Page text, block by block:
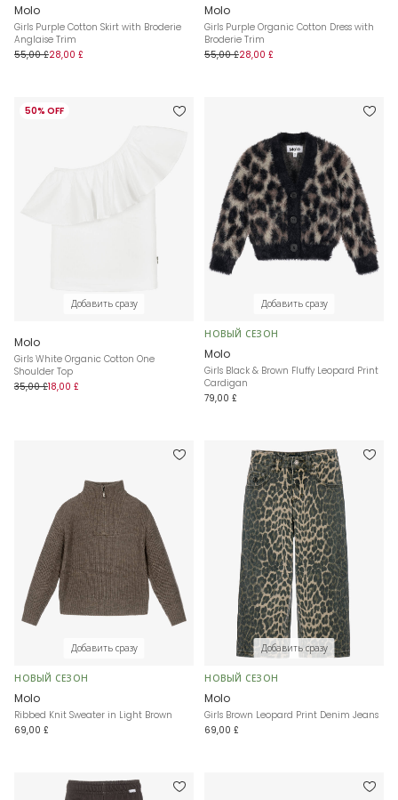
Molo
Girls Purple Cotton Skirt with Broderie
Anglaise Trim
55,00 £28,00 £
Molo
Girls Purple Organic Cotton Dress with
Broderie Trim
55,00 £28,00 £
50% OFF
Добавить сразу
Molo
Girls White Organic Cotton One
Shoulder Top
35,00 £18,00 £
Добавить сразу
НОВЫЙ СЕЗОН
Molo
Girls Black & Brown Fluffy Leopard Print
Cardigan
79,00 £
Добавить сразу
НОВЫЙ СЕЗОН
Molo
Ribbed Knit Sweater in Light Brown
69,00 £
Добавить сразу
НОВЫЙ СЕЗОН
Molo
Girls Brown Leopard Print Denim Jeans
69,00 £